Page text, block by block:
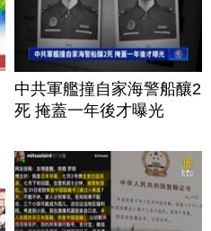
中共軍艦撞自家海警船釀2
死 掩蓋一年後才曝光